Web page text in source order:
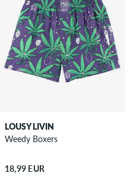
LOUSY LIVIN
Weedy Boxers
18,99 EUR